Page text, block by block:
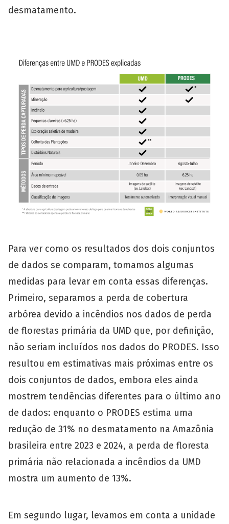
desmatamento.
Para ver como os resultados dos dois conjuntos
de dados se comparam, tomamos algumas
medidas para levar em conta essas diferenças.
Primeiro, separamos a perda de cobertura
arbórea devido a incêndios nos dados de perda
de florestas primária da UMD que, por definição,
não seriam incluídos nos dados do PRODES. Isso
resultou em estimativas mais próximas entre os
dois conjuntos de dados, embora eles ainda
mostrem tendências diferentes para o último ano
de dados: enquanto o PRODES estima uma
redução de 31% no desmatamento na Amazônia
brasileira entre 2023 e 2024, a perda de floresta
primária não relacionada a incêndios da UMD
mostra um aumento de 13%.
Em segundo lugar, levamos em conta a unidade